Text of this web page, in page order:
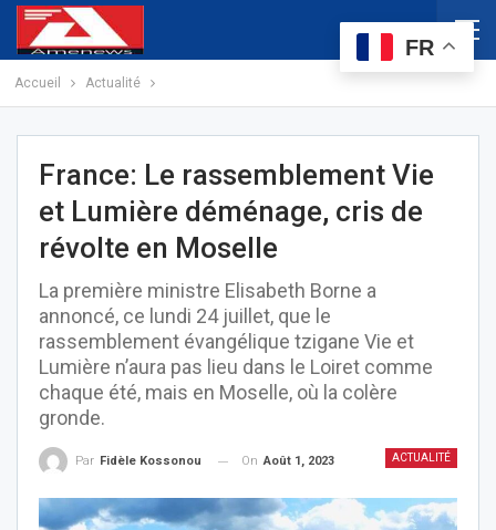
Accueil Actualité
France: Le rassemblement Vie
et Lumière déménage, cris de
révolte en Moselle
La première ministre Elisabeth Borne a
annoncé, ce lundi 24 juillet, que le
rassemblement évangélique tzigane Vie et
Lumière n’aura pas lieu dans le Loiret comme
chaque été, mais en Moselle, où la colère
gronde.
ACTUALITÉ
Par Fidèle Kossonou On Août 1, 2023
FR